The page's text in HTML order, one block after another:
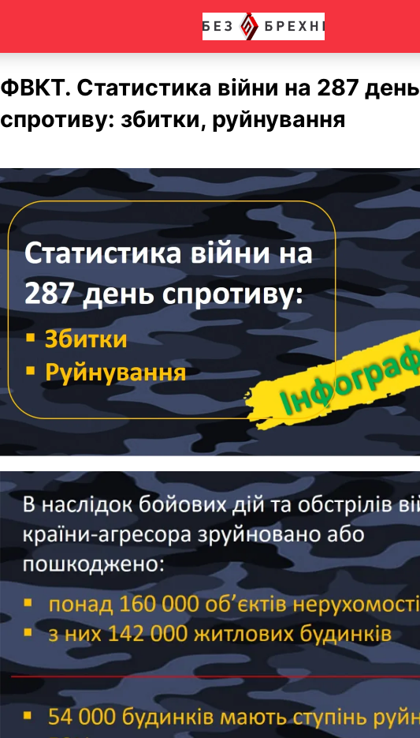
ФВКТ. Статистика війни на 287 день
спротиву: збитки, руйнування